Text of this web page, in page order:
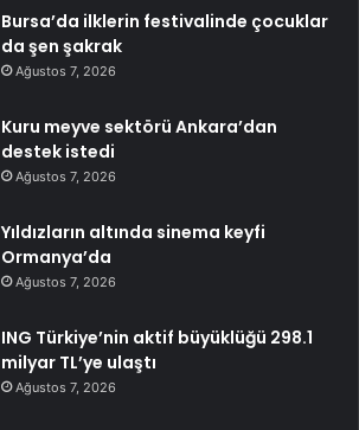
Bursa’da ilklerin festivalinde çocuklar
da şen şakrak
Ağustos 7, 2026
Kuru meyve sektörü Ankara’dan
destek istedi
Ağustos 7, 2026
Yıldızların altında sinema keyfi
Ormanya’da
Ağustos 7, 2026
ING Türkiye’nin aktif büyüklüğü 298.1
milyar TL’ye ulaştı
Ağustos 7, 2026